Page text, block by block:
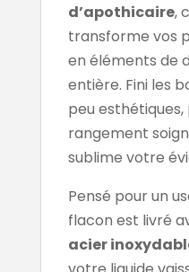
d’apothicaire,
transforme vos
en éléments de
entière. Fini les
peu esthétiques,
rangement
sublime votre
Pensé pour un
flacon est livré
acier